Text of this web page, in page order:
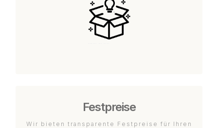
Festpreise
Wir bieten transparente Festpreise für Ihren